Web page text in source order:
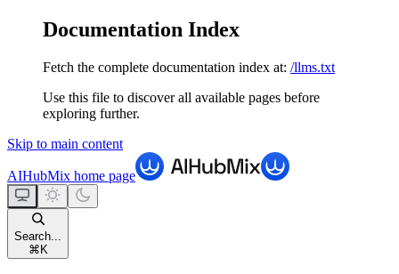
Documentation Index
Fetch the complete documentation index at: /llms.txt
Use this file to discover all available pages before
exploring further.
Skip to main content
AIHubMix home page
Search...
⌘ K